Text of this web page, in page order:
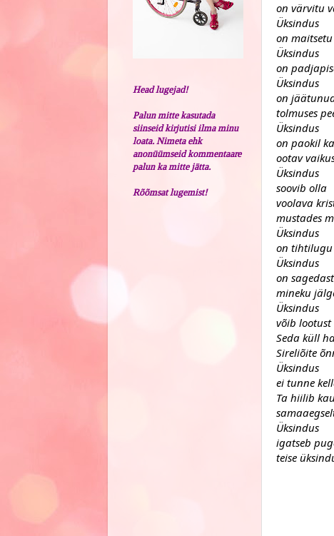
on värvitu
Üksindus
on
Üksindus
on
Üksindus
on
tolmuses
Üksindus
on paokil
ootav
Üksindus
soovib olla
voolava
mustades
Üksindus
on tihtilugu
Üksindus
on
mineku
Üksindus
võib lootust
Seda küll
Sireliõite
Üksindus
ei tunne
Ta hiilib
Üksindus
igatseb
teise
Head lugejad!
Palun mitte kasutada
siinseid kirjutisi ilma minu
loata. Nimeta ehk
anonüümseid kommentaare
palun ka mitte jätta.
Rõõmsat lugemist!